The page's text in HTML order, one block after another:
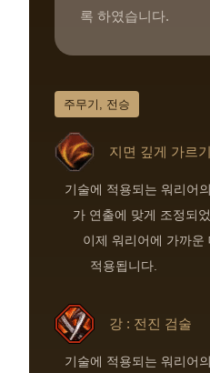
록 하였습니다.
주무기, 전승
지면 깊게 가르기
기술에 적용되는 워리어
가 연출에 맞게 조정되
이제 워리어에 가까운
적용됩니다.
강 : 전진 검술
기술에 적용되는 워리어